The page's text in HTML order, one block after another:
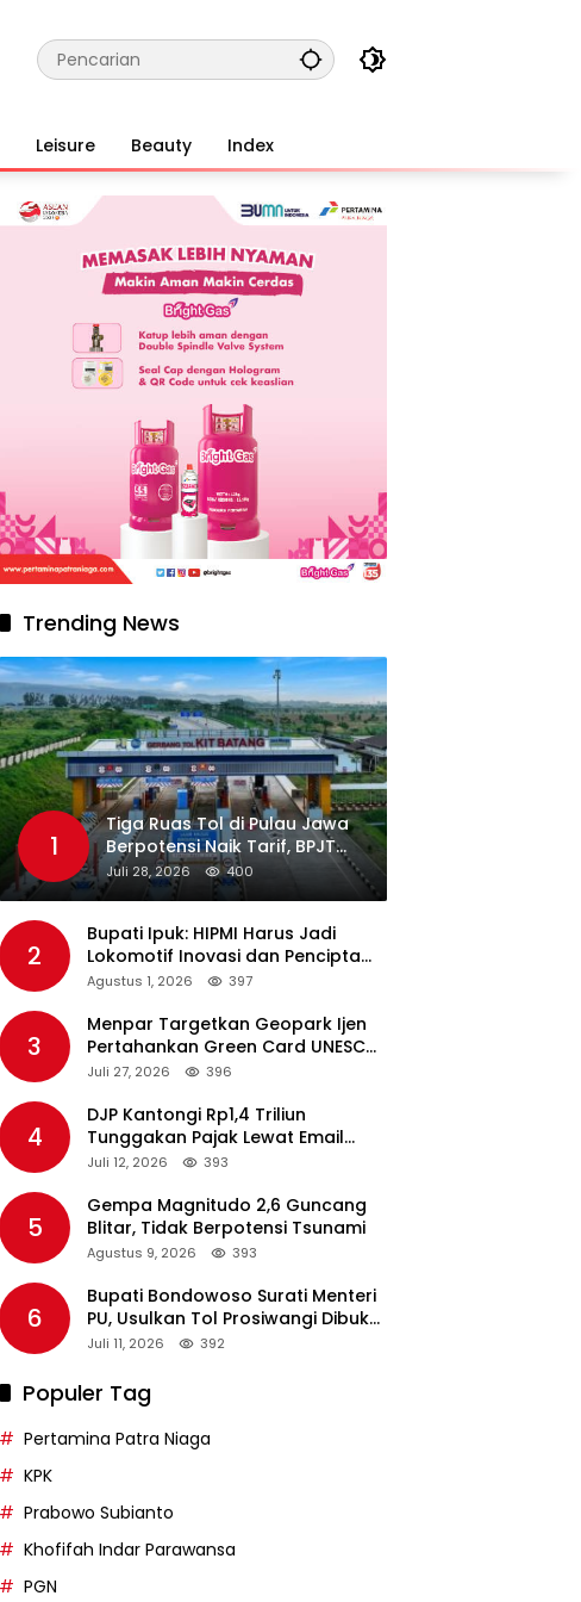
Leisure Beauty Index
Trending News
1
Tiga Ruas Tol di Pulau Jawa
Berpotensi Naik Tarif, BPJT
Tunggu Hasil Evaluasi
Standar Pelayanan
Juli 28, 2026 400
2
Bupati Ipuk: HIPMI Harus Jadi
Lokomotif Inovasi dan Pencipta
Lapangan Kerja
Agustus 1, 2026 397
3
Menpar Targetkan Geopark Ijen
Pertahankan Green Card UNESCO
pada Revalidasi Agustus 2026
Juli 27, 2026 396
4
DJP Kantongi Rp1,4 Triliun
Tunggakan Pajak Lewat Email
Pengingat, Total Piutang Masih
Juli 12, 2026 393
5
Gempa Magnitudo 2,6 Guncang
Blitar, Tidak Berpotensi Tsunami
Agustus 9, 2026 393
6
Bupati Bondowoso Surati Menteri
PU, Usulkan Tol Prosiwangi Dibuka
Sementara
Juli 11, 2026 392
Populer Tag
Pertamina Patra Niaga
KPK
Prabowo Subianto
Khofifah Indar Parawansa
PGN